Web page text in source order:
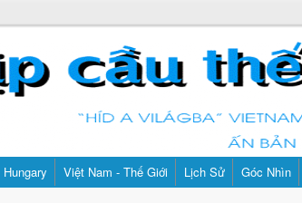
Hungary Việt Nam - Thế Giới Lịch Sử Góc Nhìn